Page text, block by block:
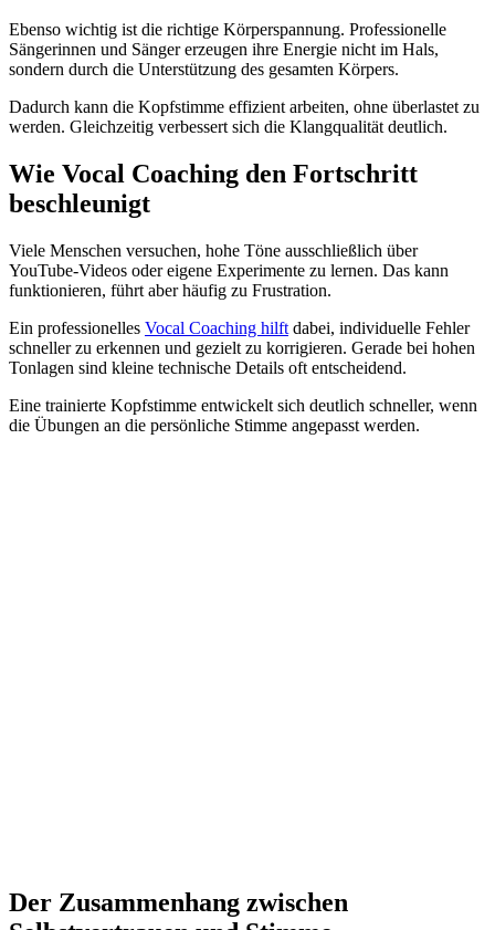
Ebenso wichtig ist die richtige Körperspannung. Professionelle
Sängerinnen und Sänger erzeugen ihre Energie nicht im Hals,
sondern durch die Unterstützung des gesamten Körpers.
Dadurch kann die Kopfstimme effizient arbeiten, ohne überlastet zu
werden. Gleichzeitig verbessert sich die Klangqualität deutlich.
Wie Vocal Coaching den Fortschritt
beschleunigt
Viele Menschen versuchen, hohe Töne ausschließlich über
YouTube-Videos oder eigene Experimente zu lernen. Das kann
funktionieren, führt aber häufig zu Frustration.
Ein professionelles Vocal Coaching hilft dabei, individuelle Fehler
schneller zu erkennen und gezielt zu korrigieren. Gerade bei hohen
Tonlagen sind kleine technische Details oft entscheidend.
Eine trainierte Kopfstimme entwickelt sich deutlich schneller, wenn
die Übungen an die persönliche Stimme angepasst werden.
Der Zusammenhang zwischen